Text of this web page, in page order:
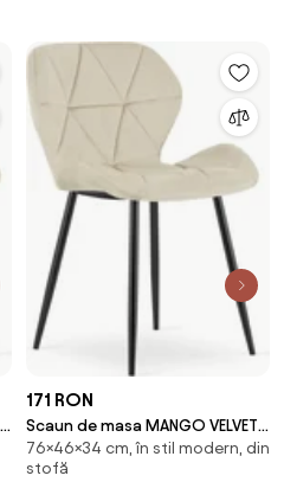
171 RON
Scaun de masa MANGO VELVET
cu picioare negre, bej deschis
76×46×34 cm, în stil modern, din
stofă